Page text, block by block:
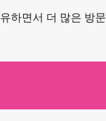
하면서 더 많은 방문